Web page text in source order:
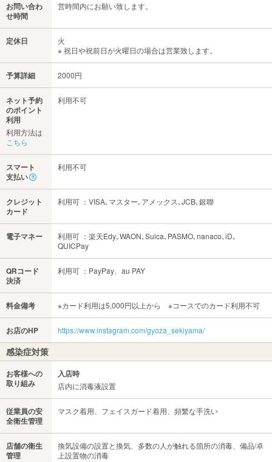
お問い合わ
せ時間
営時間内にお願い致します。
定休日
火
※ 祝日や祝前日が火曜日の場合は営業致します。
予算詳細 2000円
ネット予約
のポイント
利用
利用方法は
こちら
利用不可
スマート
支払い
利用不可
クレジット
カード
利用可 ：VISA､マスター､アメックス､JCB､銀聯
電子マネー
利用可 ：楽天Edy､WAON､Suica､PASMO､nanaco､iD､
QUICPay
QRコード
決済
利用可 ：PayPay、au PAY
料金備考 ※カード利用は5,000円以上から ※コースでのカード利用不可
お店のHP https://www.instagram.com/gyoza_sekiyama/
感染症対策
お客様への
取り組み
入店時
店内に消毒液設置
従業員の安
全衛生管理
マスク着用、フェイスガード着用、頻繁な手洗い
店舗の衛生
管理
換気設備の設置と換気、多数の人が触れる箇所の消毒、備品/卓
上設置物の消毒